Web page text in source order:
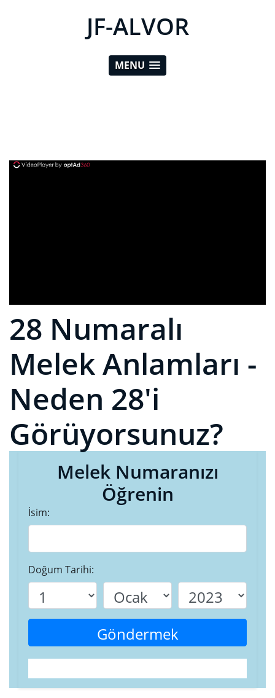
JF-ALVOR
MENU
28 Numaralı
Melek Anlamları -
Neden 28'i
Görüyorsunuz?
Melek Numaranızı
Öğrenin
İsim:
Doğum Tarihi:
Göndermek